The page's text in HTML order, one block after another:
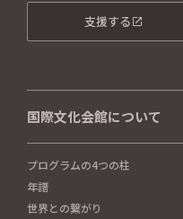
支援する
国際文化会館について
プログラムの4つの柱
年譜
世界との繋がり